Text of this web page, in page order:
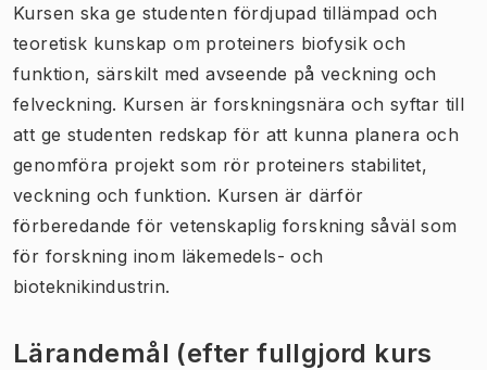
Kursen ska ge studenten fördjupad tillämpad och
teoretisk kunskap om proteiners biofysik och
funktion, särskilt med avseende på veckning och
felveckning. Kursen är forskningsnära och syftar till
att ge studenten redskap för att kunna planera och
genomföra projekt som rör proteiners stabilitet,
veckning och funktion. Kursen är därför
förberedande för vetenskaplig forskning såväl som
för forskning inom läkemedels- och
bioteknikindustrin.
Lärandemål (efter fullgjord kurs